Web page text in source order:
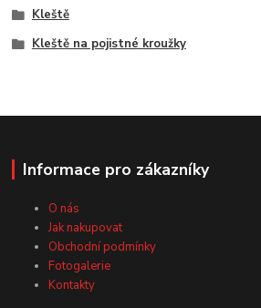
Kleště
Kleště na pojistné kroužky
Informace pro zákazníky
O nás
Jak nakupovat
Obchodní podmínky
Fotogalerie
Kontakty